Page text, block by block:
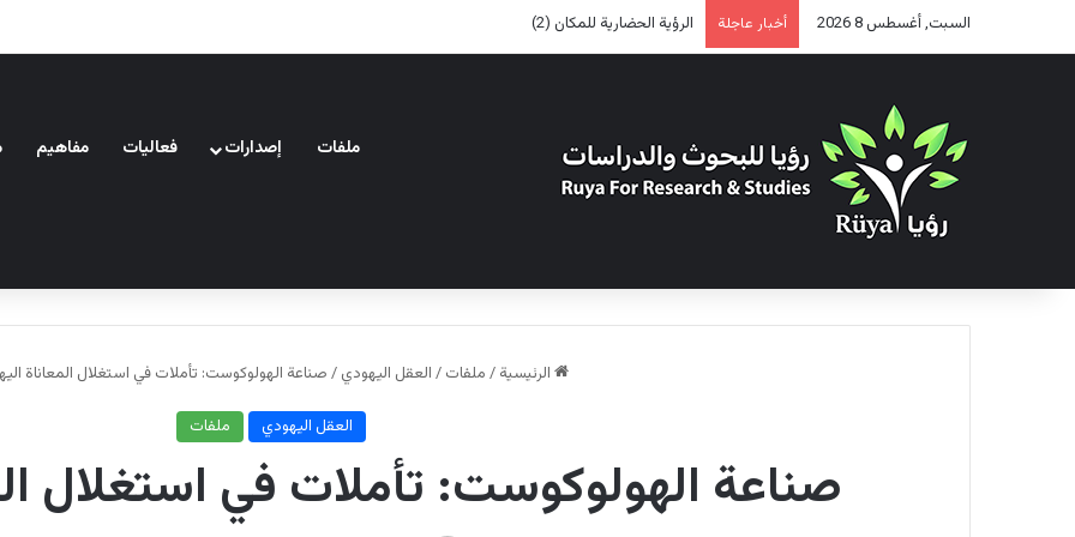
السبت, أغسطس 8 2026 أخبار عاجلة الرؤية الحضارية للمكان (2)
ملفات إصدارات فعاليات مفاهيم
الرئيسية / ملفات / العقل اليهودي / صناعة الهولوكوست: تأملات في استغلال المعاناة
العقل اليهودي ملفات
صناعة الهولوكوست: تأملات في استغلال